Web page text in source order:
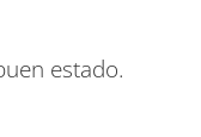
estado.